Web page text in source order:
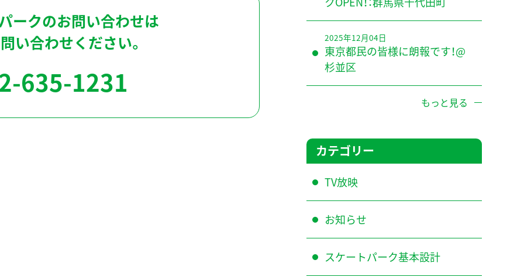
ークのお問い合わせは
い合わせください。
635-1231
2025年12月04日
東京都民の皆様に朗報です！@
杉並区
もっと見る
カテゴリー
TV放映
お知らせ
スケートパーク基本設計